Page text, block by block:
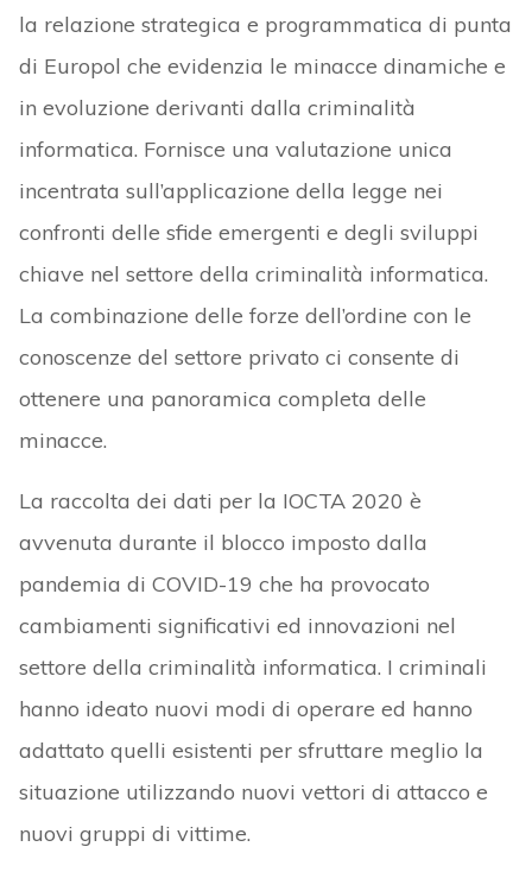
la relazione strategica e programmatica di punta
di Europol che evidenzia le minacce dinamiche e
in evoluzione derivanti dalla criminalità
informatica. Fornisce una valutazione unica
incentrata sull’applicazione della legge nei
confronti delle sfide emergenti e degli sviluppi
chiave nel settore della criminalità informatica.
La combinazione delle forze dell’ordine con le
conoscenze del settore privato ci consente di
ottenere una panoramica completa delle
minacce.
La raccolta dei dati per la IOCTA 2020 è
avvenuta durante il blocco imposto dalla
pandemia di COVID-19 che ha provocato
cambiamenti significativi ed innovazioni nel
settore della criminalità informatica. I criminali
hanno ideato nuovi modi di operare ed hanno
adattato quelli esistenti per sfruttare meglio la
situazione utilizzando nuovi vettori di attacco e
nuovi gruppi di vittime.